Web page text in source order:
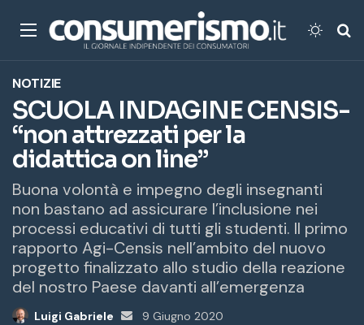
Menu
NOTIZIE
SCUOLA INDAGINE CENSIS-
“non attrezzati per la
didattica on line”
Buona volontà e impegno degli insegnanti
non bastano ad assicurare l’inclusione nei
processi educativi di tutti gli studenti. Il primo
rapporto Agi-Censis nell’ambito del nuovo
progetto finalizzato allo studio della reazione
del nostro Paese davanti all’emergenza
Luigi Gabriele
Invia
9 Giugno 2020